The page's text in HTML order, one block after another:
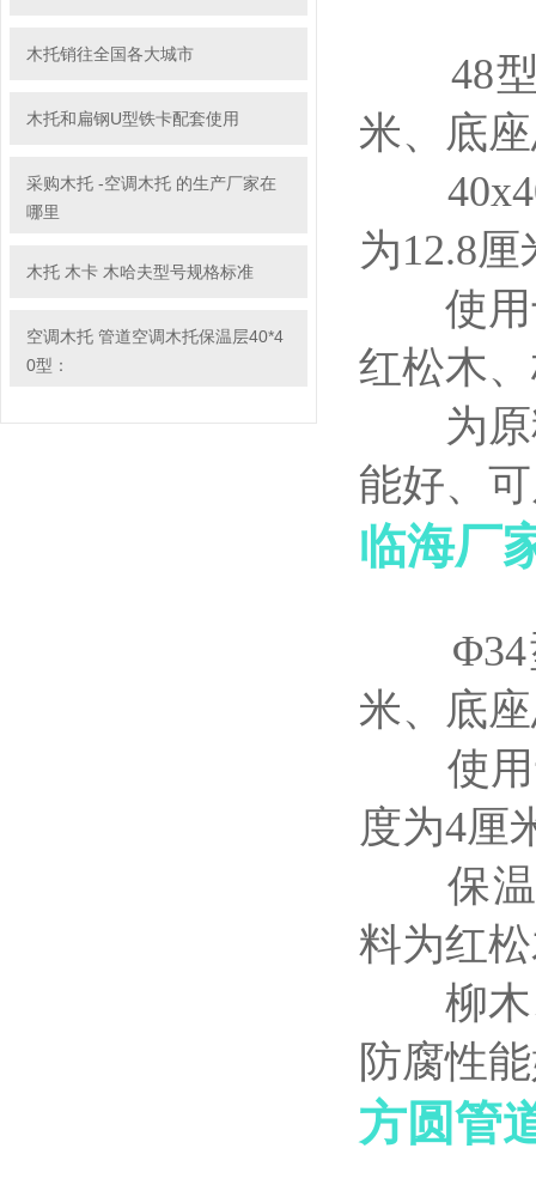
木托销往全国各大城市
木托和扁钢U型铁卡配套使用
采购木托 -空调木托 的生产厂家在
哪里
木托 木卡 木哈夫型号规格标准
空调木托 管道空调木托保温层40*4
0型：
48型
米、底
40x40
为12.8厘
使用于
红松木
为原料
能好、
临海厂
Φ34型
米、底
使用于
度为4厘
保温层
料为红
柳木、
防腐性
方圆管